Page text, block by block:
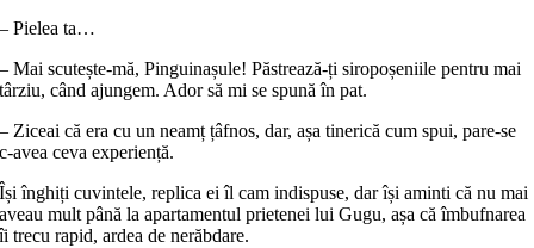
– Pielea ta…
– Mai scutește‑mă, Pinguinașule! Păstrează‑ți siropoșeniile pentru mai
târziu, când ajungem. Ador să mi se spună în pat.
– Ziceai că era cu un neamț țâfnos, dar, așa tinerică cum spui, pare‑se
c‑avea ceva experiență.
Își înghiți cuvintele, replica ei îl cam indispuse, dar își aminti că nu mai
aveau mult până la apartamentul prietenei lui Gugu, așa că îmbufnarea
îi trecu rapid, ardea de nerăbdare.